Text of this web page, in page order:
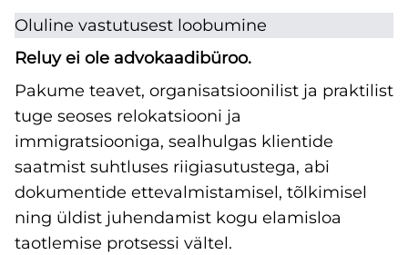
Oluline vastutusest loobumine
Reluy ei ole advokaadibüroo.
Pakume teavet, organisatsioonilist ja praktilist
tuge seoses relokatsiooni ja
immigratsiooniga, sealhulgas klientide
saatmist suhtluses riigiasutustega, abi
dokumentide ettevalmistamisel, tõlkimisel
ning üldist juhendamist kogu elamisloa
taotlemise protsessi vältel.